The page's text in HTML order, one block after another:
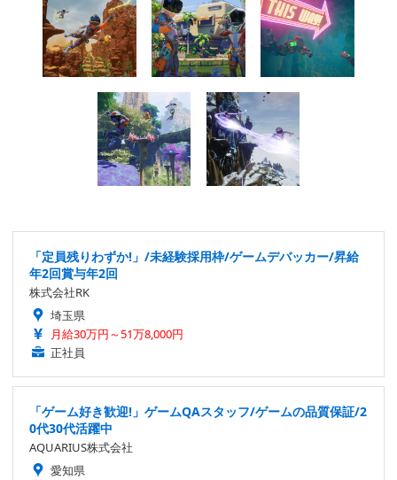
「定員残りわずか!」/未経験採用枠/ゲームデバッカー/昇給
年2回賞与年2回
株式会社RK
埼玉県
月給30万円～51万8,000円
正社員
「ゲーム好き歓迎!」ゲームQAスタッフ/ゲームの品質保証/2
0代30代活躍中
AQUARIUS株式会社
愛知県